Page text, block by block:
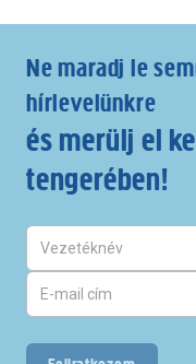
Ne maradj le
hírlevelünkre
és merülj el
tengerében!